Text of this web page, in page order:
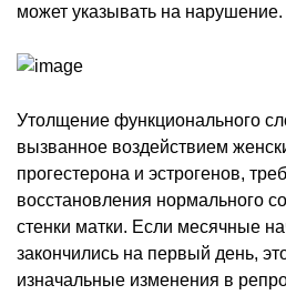
может указывать на нарушение.
Утолщение функционального
вызванное воздействием
прогестерона и эстрогенов,
восстановления нормального
стенки матки. Если месячные
закончились на первый день,
изначальные изменения в